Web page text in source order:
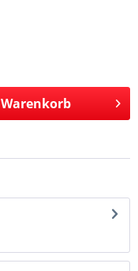
Warenkorb